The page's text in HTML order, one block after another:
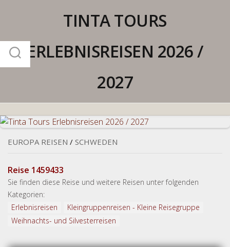
TINTA TOURS
ERLEBNISREISEN 2026 /
2027
EUROPA REISEN / SCHWEDEN
Reise 1459433
Sie finden diese Reise und weitere Reisen unter folgenden
Kategorien:
Erlebnisreisen
Kleingruppenreisen - Kleine Reisegruppe
Weihnachts- und Silvesterreisen